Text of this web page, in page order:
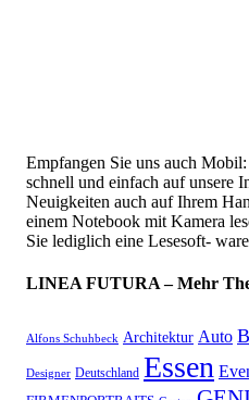
Empfangen Sie uns auch
schnell und einfach auf unsere
Neuigkeiten auch auf Ihrem
einem Notebook mit Kamera
Sie lediglich eine Lesesoft-
LINEA FUTURA – Mehr
Alfons Schuhbeck Architektur Auto
Designer Deutschland Essen